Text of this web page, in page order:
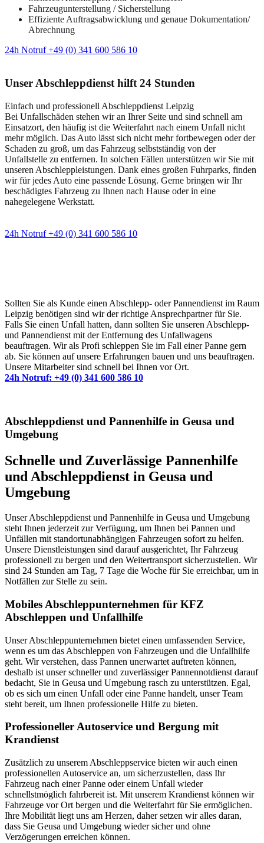
Fahrzeugunterstellung / Sicherstellung
Effiziente Auftragsabwicklung und genaue Dokumentation/
Abrechnung
24h Notruf +49 (0) 341 600 586 10
Unser Abschleppdienst hilft 24 Stunden
Einfach und professionell Abschleppdienst Leipzig
Bei Unfallschäden stehen wir an Ihrer Seite und sind schnell am
Einsatzort, den häufig ist die Weiterfahrt nach einem Unfall nicht
mehr möglich. Das Auto lässt sich nicht mehr fortbewegen oder der
Schaden zu groß, um das Fahrzeug selbstständig von der
Unfallstelle zu entfernen. In solchen Fällen unterstützen wir Sie mit
unseren Abschleppleistungen. Dank eines großen Fuhrparks, finden
wir für jedes Auto eine passende Lösung. Gerne bringen wir Ihr
beschädigtes Fahrzeug zu Ihnen nach Hause oder in eine
nahegelegene Werkstatt.
24h Notruf +49 (0) 341 600 586 10
Sollten Sie als Kunde einen Abschlepp- oder Pannendienst im Raum
Leipzig benötigen sind wir der richtige Ansprechpartner für Sie.
Falls Sie einen Unfall hatten, dann sollten Sie unseren Abschlepp-
und Pannendienst mit der Entfernung des Unfallwagens
beauftragen. Wir als Profi schleppen Sie im Fall einer Panne gern
ab. Sie können auf unsere Erfahrungen bauen und uns beauftragen.
Unsere Mitarbeiter sind schnell bei Ihnen vor Ort.
24h Notruf: +49 (0) 341 600 586 10
Abschleppdienst und Pannenhilfe in Geusa und
Umgebung
Schnelle und Zuverlässige Pannenhilfe
und Abschleppdienst in Geusa und
Umgebung
Unser Abschleppdienst und Pannenhilfe in Geusa und Umgebung
steht Ihnen jederzeit zur Verfügung, um Ihnen bei Pannen und
Unfällen mit standortunabhängigen Fahrzeugen sofort zu helfen.
Unsere Dienstleistungen sind darauf ausgerichtet, Ihr Fahrzeug
professionell zu bergen und den Weitertransport sicherzustellen. Wir
sind 24 Stunden am Tag, 7 Tage die Woche für Sie erreichbar, um in
Notfällen zur Stelle zu sein.
Mobiles Abschleppunternehmen für KFZ
Abschleppen und Unfallhilfe
Unser Abschleppunternehmen bietet einen umfassenden Service,
wenn es um das Abschleppen von Fahrzeugen und die Unfallhilfe
geht. Wir verstehen, dass Pannen unerwartet auftreten können,
deshalb ist unser schneller und zuverlässiger Pannennotdienst darauf
bedacht, Sie in Geusa und Umgebung rasch zu unterstützen. Egal,
ob es sich um einen Unfall oder eine Panne handelt, unser Team
steht bereit, um Ihnen professionelle Hilfe zu bieten.
Professioneller Autoservice und Bergung mit
Krandienst
Zusätzlich zu unserem Abschleppservice bieten wir auch einen
professionellen Autoservice an, um sicherzustellen, dass Ihr
Fahrzeug nach einer Panne oder einem Unfall wieder
schnellstmöglich fahrbereit ist. Mit unserem Krandienst können wir
Fahrzeuge vor Ort bergen und die Weiterfahrt für Sie ermöglichen.
Ihre Mobilität liegt uns am Herzen, daher setzen wir alles daran,
dass Sie Geusa und Umgebung wieder sicher und ohne
Verzögerungen erreichen können.